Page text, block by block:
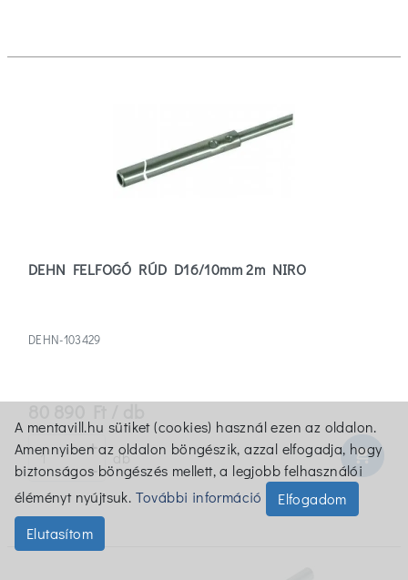
DEHN FELFOGÓ RÚD D16/10mm 2m NIRO
DEHN-103429
db shopping_cart
A mentavill.hu sütiket (cookies) használ ezen az oldalon.
Amennyiben az oldalon böngészik, azzal elfogadja, hogy
biztonságos böngészés mellett, a legjobb felhasználói
éléményt nyújtsuk. További információ
Elfogadom
Elutasítom